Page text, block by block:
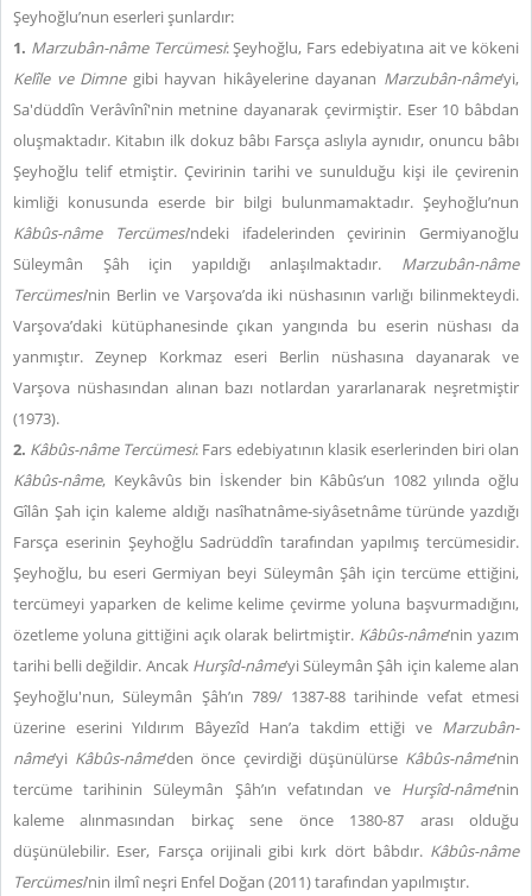
Şeyhoğlu’nun eserleri şunlardır:
1. Marzubân-nâme Tercümesi: Şeyhoğlu, Fars edebiyatına ait ve kökeni
Kelîle ve Dimne gibi hayvan hikâyelerine dayanan Marzubân-nâme’yi,
Sa'düddîn Verâvînî'nin metnine dayanarak çevirmiştir. Eser 10 bâbdan
oluşmaktadır. Kitabın ilk dokuz bâbı Farsça aslıyla aynıdır, onuncu bâbı
Şeyhoğlu telif etmiştir. Çevirinin tarihi ve sunulduğu kişi ile çevirenin
kimliği konusunda eserde bir bilgi bulunmamaktadır. Şeyhoğlu’nun
Kâbûs-nâme Tercümesi’ndeki ifadelerinden çevirinin Germiyanoğlu
Süleymân Şâh için yapıldığı anlaşılmaktadır. Marzubân-nâme
Tercümesi’nin Berlin ve Varşova’da iki nüshasının varlığı bilinmekteydi.
Varşova’daki kütüphanesinde çıkan yangında bu eserin nüshası da
yanmıştır. Zeynep Korkmaz eseri Berlin nüshasına dayanarak ve
Varşova nüshasından alınan bazı notlardan yararlanarak neşretmiştir
(1973).
2. Kâbûs-nâme Tercümesi: Fars edebiyatının klasik eserlerinden biri olan
Kâbûs-nâme, Keykâvûs bin İskender bin Kâbûs’un 1082 yılında oğlu
Gîlân Şah için kaleme aldığı nasîhatnâme-siyâsetnâme türünde yazdığı
Farsça eserinin Şeyhoğlu Sadrüddîn tarafından yapılmış tercümesidir.
Şeyhoğlu, bu eseri Germiyan beyi Süleymân Şâh için tercüme ettiğini,
tercümeyi yaparken de kelime kelime çevirme yoluna başvurmadığını,
özetleme yoluna gittiğini açık olarak belirtmiştir. Kâbûs-nâme’nin yazım
tarihi belli değildir. Ancak Hurşîd-nâme’yi Süleymân Şâh için kaleme alan
Şeyhoğlu'nun, Süleymân Şâh’ın 789/ 1387-88 tarihinde vefat etmesi
üzerine eserini Yıldırım Bâyezîd Han’a takdim ettiği ve Marzubân-
nâme’yi Kâbûs-nâme’den önce çevirdiği düşünülürse Kâbûs-nâme’nin
tercüme tarihinin Süleymân Şâh’ın vefatından ve Hurşîd-nâme’nin
kaleme alınmasından birkaç sene önce 1380-87 arası olduğu
düşünülebilir. Eser, Farsça orijinali gibi kırk dört bâbdır. Kâbûs-nâme
Tercümesi’nin ilmî neşri Enfel Doğan (2011) tarafından yapılmıştır.